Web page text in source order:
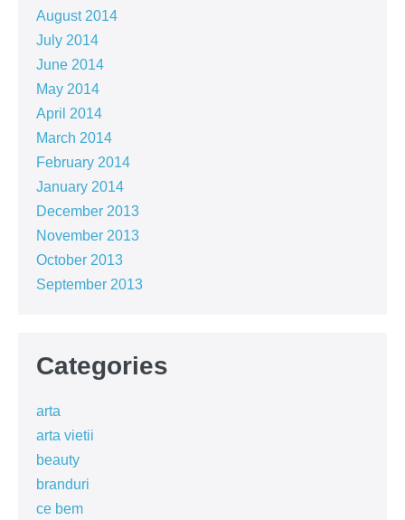
August 2014
July 2014
June 2014
May 2014
April 2014
March 2014
February 2014
January 2014
December 2013
November 2013
October 2013
September 2013
Categories
arta
arta vietii
beauty
branduri
ce bem